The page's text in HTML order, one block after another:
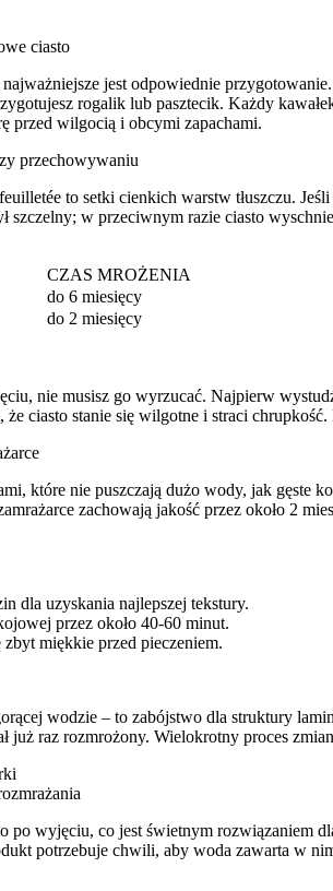
ciasto
jest odpowiednie
rogalik lub pasztecik. Każdy
przed wilgocią i obcymi zapachami.
przechowywaniu
to setki cienkich warstw tłuszczu.
w przeciwnym razie ciasto
CZAS MROŻENIA
do 6 miesięcy
do 2 miesięcy
nie musisz go wyrzucać. Najpierw
ciasto stanie się wilgotne i straci
które nie puszczają dużo wody, jak
zachowają jakość przez około 2
dla uzyskania najlepszej tekstury.
przez około 40-60 minut.
miękkie przed pieczeniem.
wodzie – to zabójstwo dla struktury
już raz rozmrożony. Wielokrotny proces
po wyjęciu, co jest świetnym rozwiązaniem
potrzebuje chwili, aby woda zawarta w